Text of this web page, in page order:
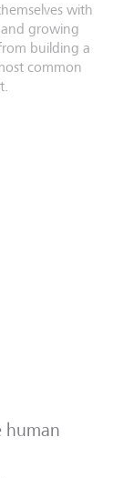
with
growing
building a
common
human